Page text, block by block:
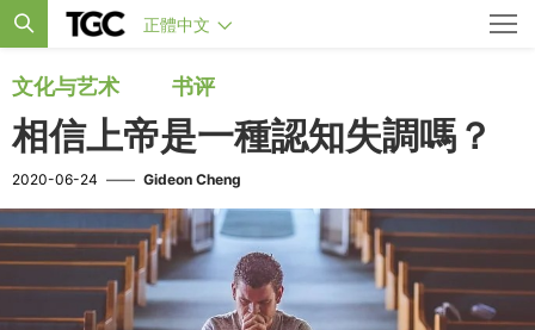
正體中文
文化与艺术 书评
相信上帝是一種認知失調嗎？
2020-06-24 —— Gideon Cheng